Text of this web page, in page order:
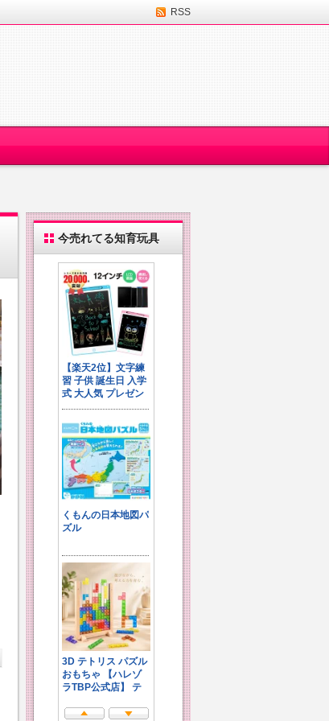
RSS
今売れてる知育玩具